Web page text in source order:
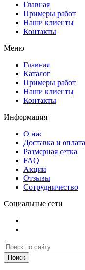
Главная
Примеры работ
Наши клиенты
Контакты
Меню
Главная
Каталог
Примеры работ
Наши клиенты
Контакты
Информация
О нас
Доставка и оплата
Размерная сетка
FAQ
Акции
Отзывы
Сотрудничество
Социальные сети
Поиск